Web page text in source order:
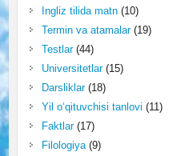
Ingliz tilida matn(10)
Termin va atamalar(19)
Testlar(44)
Universitetlar(15)
Darsliklar(18)
Yil o‘qituvchisi tanlovi (11)
Faktlar(17)
Filologiya(9)